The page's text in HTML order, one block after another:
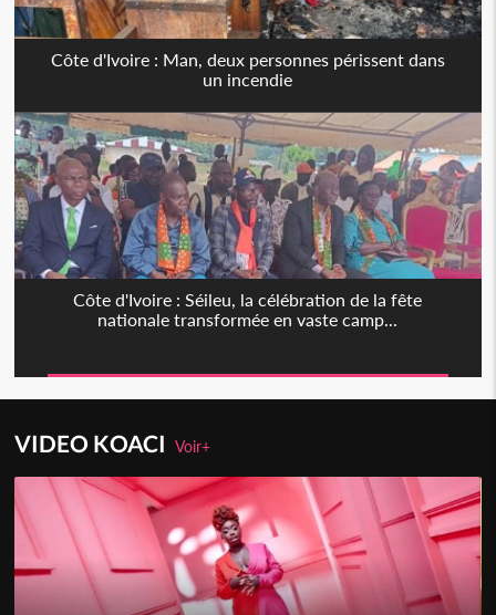
Côte d'Ivoire : Man, deux personnes périssent dans
un incendie
Côte d'Ivoire : Séileu, la célébration de la fête
nationale transformée en vaste camp...
VIDEO KOACIVoir+